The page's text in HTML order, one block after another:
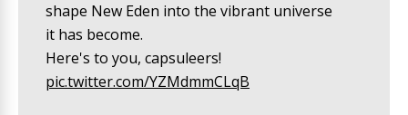
shape New Eden into the vibrant universe
it has become.
Here's to you, capsuleers!
pic.twitter.com/YZMdmmCLqB